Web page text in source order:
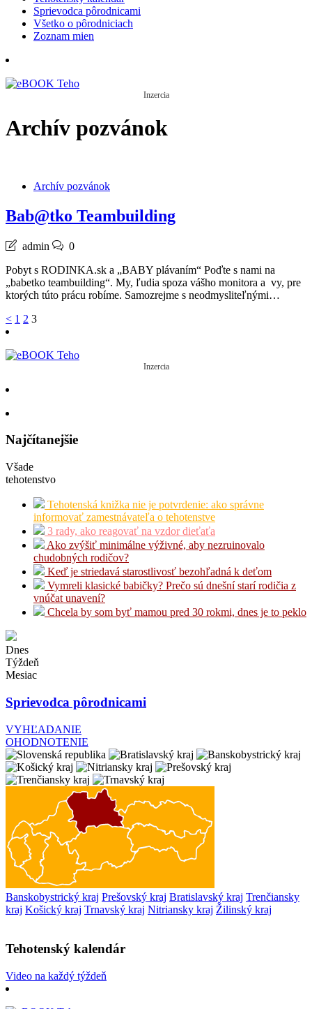
Sprievodca pôrodnicami
Všetko o pôrodniciach
Zoznam mien
Inzercia
Archív pozvánok
Archív pozvánok
Bab@tko Teambuilding
admin
0
Pobyt s RODINKA.sk a „BABY plávaním“ Poďte s nami na
„babetko teambuilding“. My, ľudia spoza vášho monitora a vy, pre
ktorých túto prácu robíme. Samozrejme s neodmysliteľnými…
Stránkovanie
príspevkov
< 1 2 3
Inzercia
Najčítanejšie
Všade
tehotenstvo
Tehotenská knižka nie je potvrdenie: ako správne
informovať zamestnávateľa o tehotenstve
3 rady, ako reagovať na vzdor dieťaťa
Ako zvýšiť minimálne výživné, aby nezruinovalo
chudobných rodičov?
Keď je striedavá starostlivosť bezohľadná k deťom
Vymreli klasické babičky? Prečo sú dnešní starí rodičia z
vnúčat unavení?
Chcela by som byť mamou pred 30 rokmi, dnes je to peklo
Dnes
Týždeň
Mesiac
Sprievodca pôrodnicami
VYHĽADANIE
OHODNOTENIE
Banskobystrický kraj Prešovský kraj Bratislavský kraj Trenčiansky
kraj Košický kraj Trnavský kraj Nitriansky kraj Žilinský kraj
Tehotenský kalendár
Video na každý týždeň